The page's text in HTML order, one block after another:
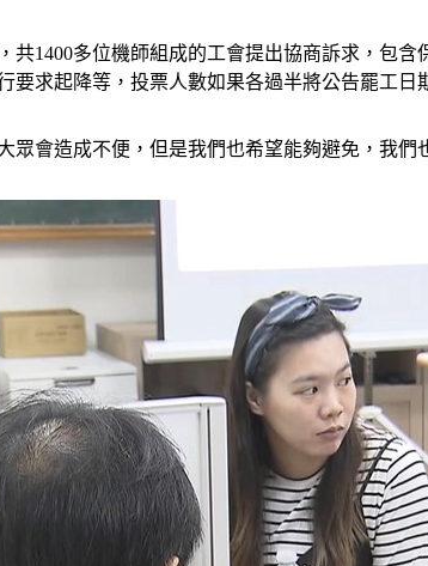
1400多位機師組成的工會提出協商訴求，包
求起降等，投票人數如果各過半將公告罷工日
會造成不便，但是我們也希望能夠避免，我們